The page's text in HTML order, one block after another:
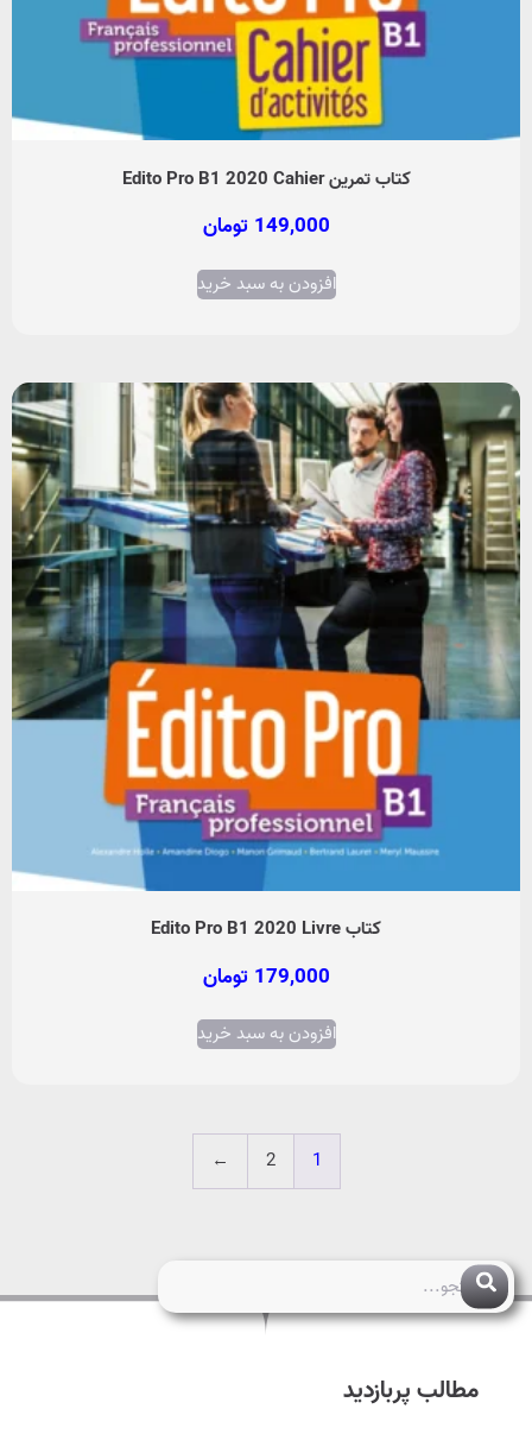
کتاب تمرین Edito Pro B1 2020 Cahier
149,000 تومان
افزودن به سبد خرید
کتاب Edito Pro B1 2020 Livre
179,000 تومان
افزودن به سبد خرید
1
2
←
مطالب پربازدید